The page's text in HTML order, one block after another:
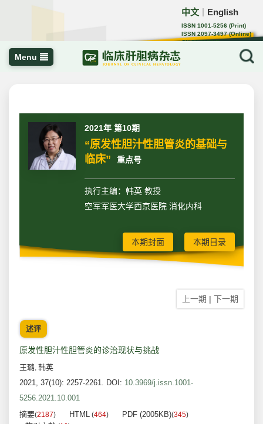
中文 English
ISSN 1001-5256 (Print)
ISSN 2097-3497 (Online)
CN 22-1108/R
Menu
2021年 第10期
“原发性胆汁性胆管炎的基础与
临床”
重点号
执行主编：韩英 教授
空军军医大学西京医院 消化内科
本期封面 本期目录
上一期 | 下一期
述评
原发性胆汁性胆管炎的诊治现状与挑战
王璐, 韩英
2021, 37(10): 2257-2261. DOI: 10.3969/j.issn.1001-
5256.2021.10.001
摘要(2187) HTML (464) PDF (2005KB)(345)